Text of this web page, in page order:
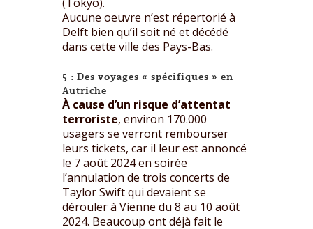
Aucune oeuvre n’est répertorié à
Delft bien qu’il soit né et décédé
dans cette ville des Pays-Bas.
5 : Des voyages « spécifiques » en
Autriche
À cause d’un risque d’attentat
terroriste, environ 170.000
usagers se verront rembourser
leurs tickets, car il leur est annoncé
le 7 août 2024 en soirée
l’annulation de trois concerts de
Taylor Swift qui devaient se
dérouler à Vienne du 8 au 10 août
2024. Beaucoup ont déjà fait le